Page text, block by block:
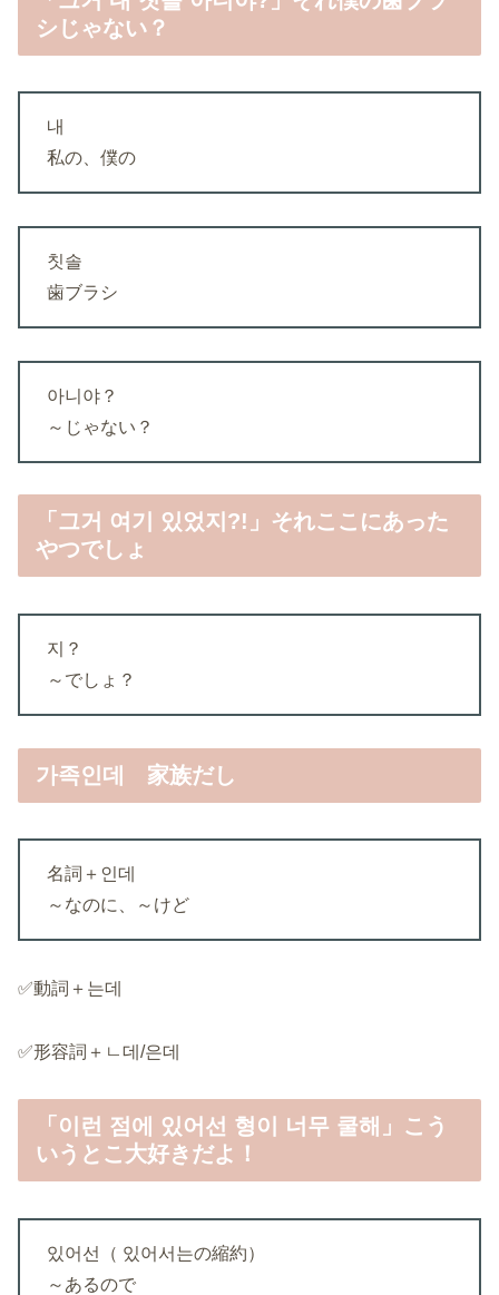
シじゃない？
내
私の、僕の
칫솔
歯ブラシ
아니야？
～じゃない？
「그거 여기 있었지?!」それここにあった
やつでしょ
지？
～でしょ？
가족인데 家族だし
名詞＋인데
～なのに、～けど
✅動詞＋는데
✅形容詞＋ㄴ데/은데
「이런 점에 있어선 형이 너무 쿨해」こう
いうとこ大好きだよ！
있어선（ 있어서는の縮約）
～あるので